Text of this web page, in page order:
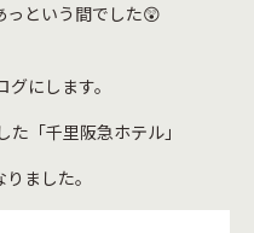
という間でした😲
にします。
「千里阪急ホテル」
ました。